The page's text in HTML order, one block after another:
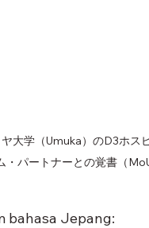
大学（Umuka）のD3ホス
パートナーとの覚書（
bahasa Jepang: